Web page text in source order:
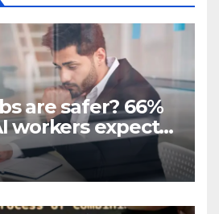
are safer? 66%
workers expect